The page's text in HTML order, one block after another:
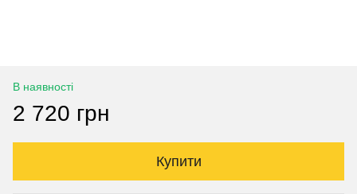
В наявності
2 720 грн
Купити